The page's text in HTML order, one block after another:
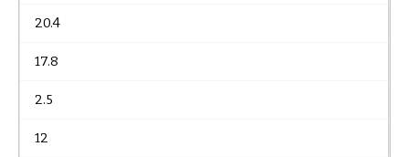
20.4
17.8
2.5
12